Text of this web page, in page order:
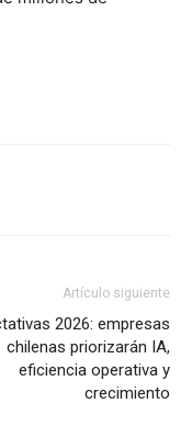
Artículo siguiente
2026: empresas
chilenas priorizarán IA,
eficiencia operativa y
crecimiento